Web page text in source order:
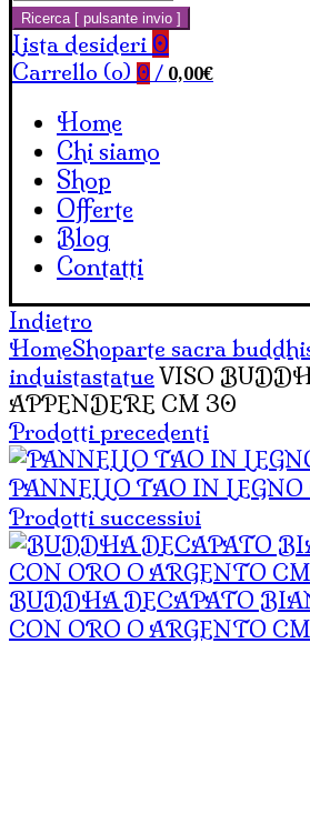
Ricerca [ pulsante invio ]
Lista desideri 0
Carrello (o) 0 / 0,00€
Home
Chi siamo
Shop
Offerte
Blog
Contatti
Indietro
HomeShoparte sacra
induistastatue VISO
APPENDERE CM 30
Prodotti precedenti
PANNELLO TAO IN
Prodotti successivi
BUDDHA DECAPATO
CON ORO O ARGENTO